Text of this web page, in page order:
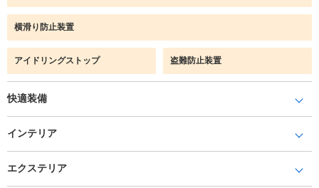
横滑り防止装置
アイドリングストップ 盗難防止装置
快適装備
インテリア
エクステリア